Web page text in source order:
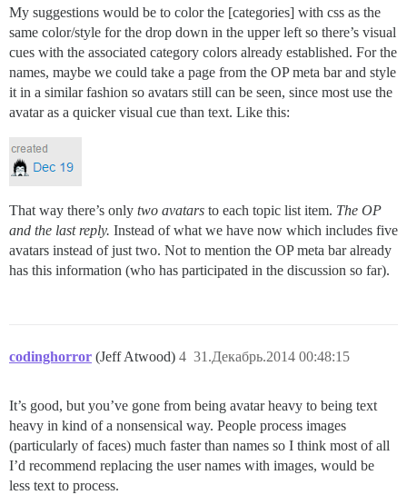
My suggestions would be to color the [categories] with css as the
same color/style for the drop down in the upper left so there’s visual
cues with the associated category colors already established. For the
names, maybe we could take a page from the OP meta bar and style
it in a similar fashion so avatars still can be seen, since most use the
avatar as a quicker visual cue than text. Like this:
That way there’s only two avatars to each topic list item. The OP
and the last reply. Instead of what we have now which includes five
avatars instead of just two. Not to mention the OP meta bar already
has this information (who has participated in the discussion so far).
codinghorror (Jeff Atwood) 31.Декабрь.2014 00:48:15
4
It’s good, but you’ve gone from being avatar heavy to being text
heavy in kind of a nonsensical way. People process images
(particularly of faces) much faster than names so I think most of all
I’d recommend replacing the user names with images, would be
less text to process.